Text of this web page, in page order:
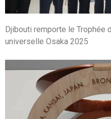
Djibouti remporte le Trophée
universelle